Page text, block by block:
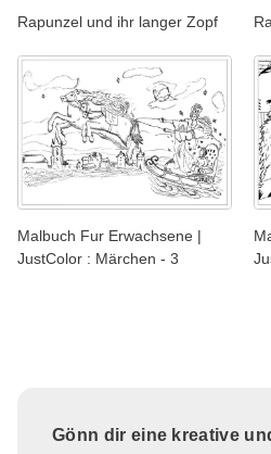
Rapunzel und ihr langer Zopf
Malbuch Fur Erwachsene |
JustColor : Märchen - 3
Gönn dir eine kreative